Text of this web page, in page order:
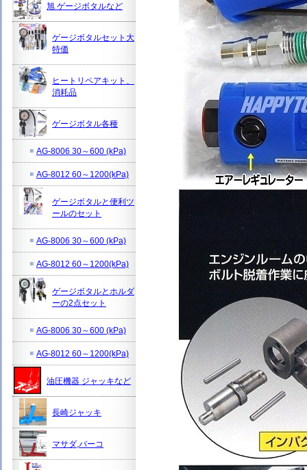
旭 ゲージボタルなど
ゲージボタルセット大
特価
ヒートリペアキット、
消耗品
ゲージボタル各種
AG-8006 30～600 (kPa)
AG-8012 60～1200(kPa)
ゲージボタルと便利ツ
ールのセット
AG-8006 30～600 (kPa)
AG-8012 60～1200(kPa)
ゲージボタルとホルダ
ーの2点セット
AG-8006 30～600 (kPa)
AG-8012 60～1200(kPa)
油圧機器 ジャッキなど
長崎ジャッキ
マサダ,バーコ